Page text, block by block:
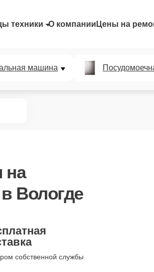
техники О компании Цены на
машина
на
Вологде
собственной службы